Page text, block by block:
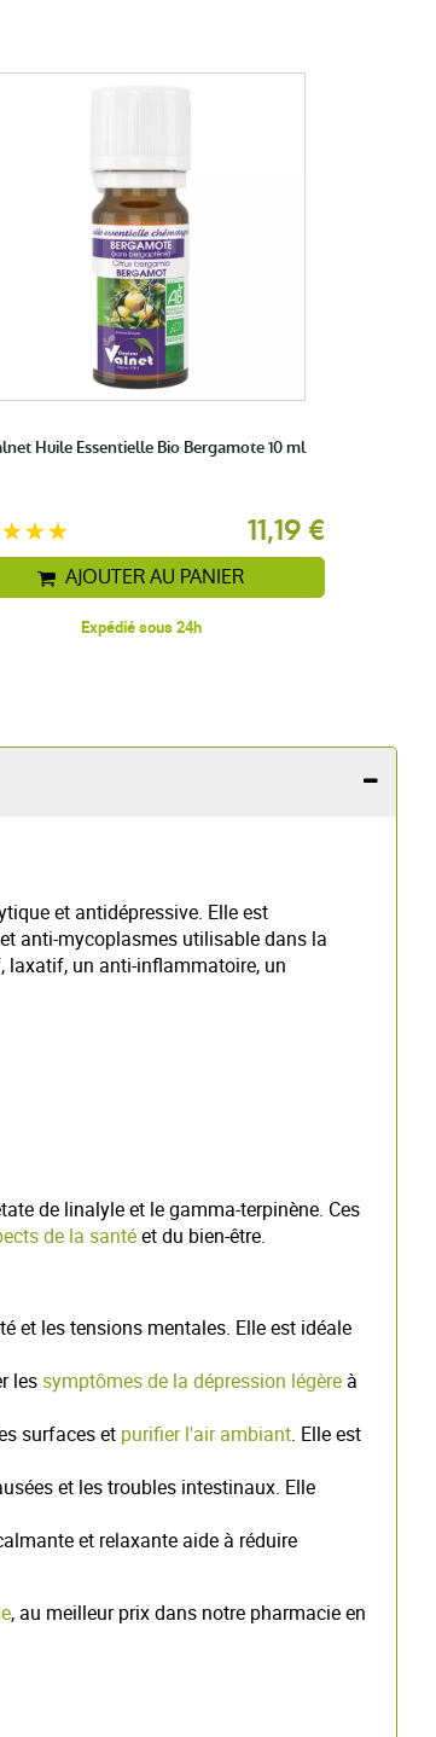
Huile Essentielle Bio Bergamote 10 ml
11,19 €
AJOUTER AU PANIER
Expédié sous 24h
et antidépressive. Elle est
anti-mycoplasmes utilisable dans la
laxatif, un anti-inflammatoire, un
de linalyle et le gamma-terpinène. Ces
de la santéet du bien-être.
et les tensions mentales. Elle est idéale
lessymptômes de la dépression légère à
surfaces et purifier l'air ambiant. Elle est
et les troubles intestinaux. Elle
et relaxante aide à réduire
, au meilleur prix dans notre pharmacie en